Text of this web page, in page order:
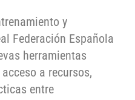
y
Federación Española
herramientas
a recursos,
entre